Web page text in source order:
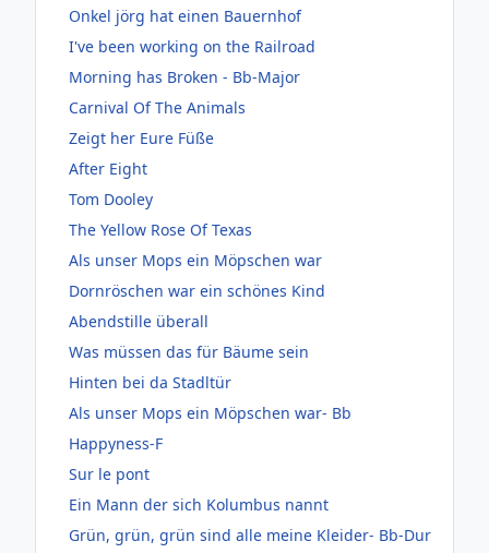
Onkel jörg hat einen Bauernhof
I've been working on the Railroad
Morning has Broken - Bb-Major
Carnival Of The Animals
Zeigt her Eure Füße
After Eight
Tom Dooley
The Yellow Rose Of Texas
Als unser Mops ein Möpschen war
Dornröschen war ein schönes Kind
Abendstille überall
Was müssen das für Bäume sein
Hinten bei da Stadltür
Als unser Mops ein Möpschen war- Bb
Happyness-F
Sur le pont
Ein Mann der sich Kolumbus nannt
Grün, grün, grün sind alle meine Kleider- Bb-Dur